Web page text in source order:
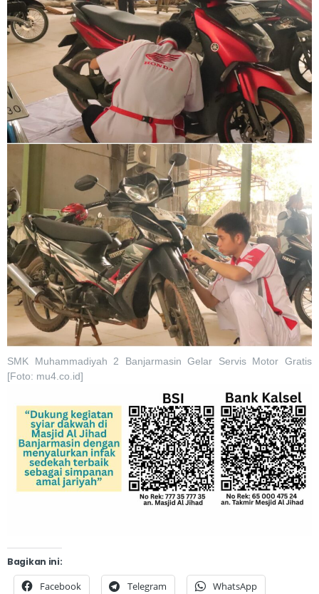
SMK Muhammadiyah 2 Banjarmasin Gelar Servis Motor Gratis
[Foto: mu4.co.id]
Bagikan ini:
Facebook Telegram WhatsApp